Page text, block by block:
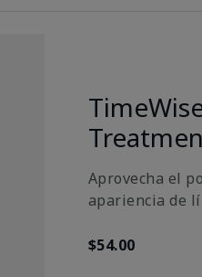
Aprovecha el
apariencia de
$54.00